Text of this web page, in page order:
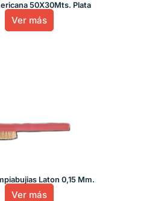
50X30Mts. Plata
Ver más
Laton 0,15 Mm.
Ver más